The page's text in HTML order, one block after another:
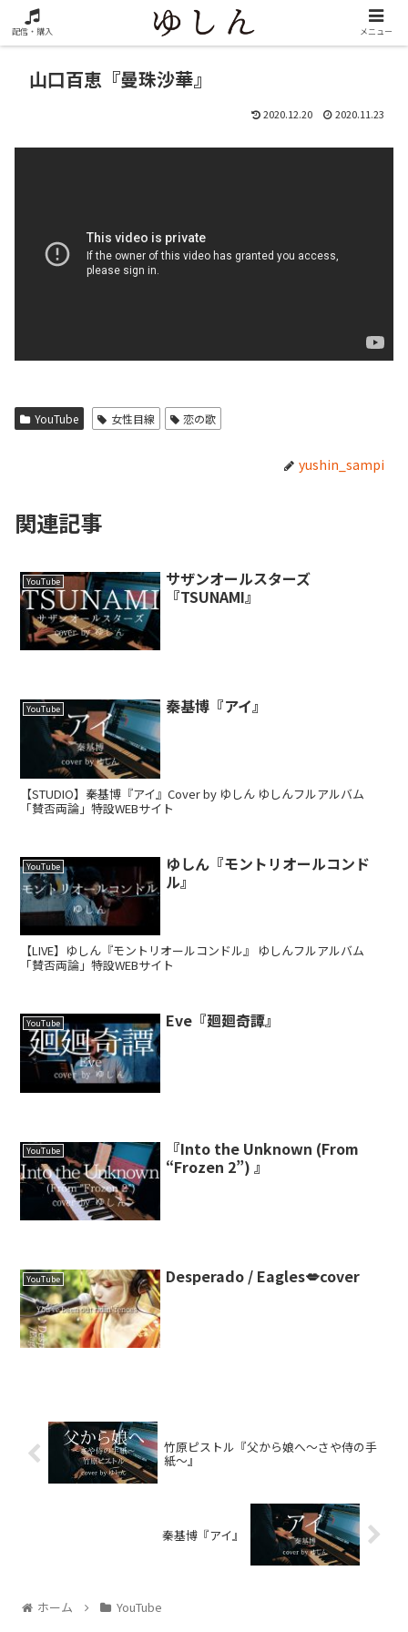
山口百恵『曼珠沙華』
2020.12.20 2020.11.23
YouTube 女性目線 恋の歌
yushin_sampi
関連記事
YouTube
サザンオールスターズ
『TSUNAMI』
YouTube 秦基博『アイ』
【STUDIO】秦基博『アイ』Cover by ゆしん ゆしんフルアルバム
「賛否両論」特設WEBサイト
YouTube
ゆしん『モントリオールコンド
ル』
【LIVE】ゆしん『モントリオールコンドル』 ゆしんフルアルバム
「賛否両論」特設WEBサイト
YouTube Eve『廻廻奇譚』
YouTube
『Into the Unknown (From
“Frozen 2”) 』
YouTube Desperado / Eagles💋cover
竹原ピストル『父から娘へ～さや侍の手
紙～』
秦基博『アイ』
ホーム YouTube
配信・購入 メニュー